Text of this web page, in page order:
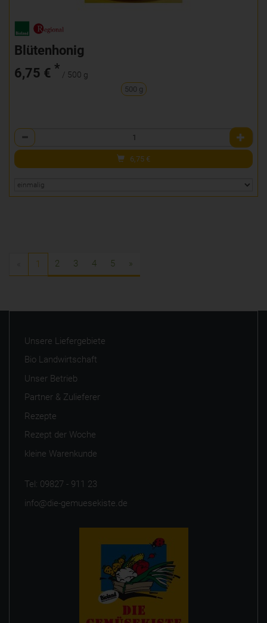
Blütenhonig
6,75 € * / 500 g
500 g
Anzahl
6,75 €
1 2 3 4 5 »
Unsere Liefergebiete
Bio Landwirtschaft
Unser Betrieb
Partner & Zulieferer
Rezepte
Rezept der Woche
kleine Warenkunde
Tel: 09827 - 911 23
info@die-gemuesekiste.de